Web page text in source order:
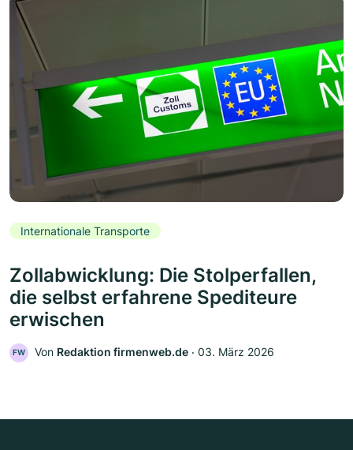
Internationale Transporte
Zollabwicklung: Die Stolperfallen,
die selbst erfahrene Spediteure
erwischen
FW Von Redaktion firmenweb.de ‧ 03. März 2026